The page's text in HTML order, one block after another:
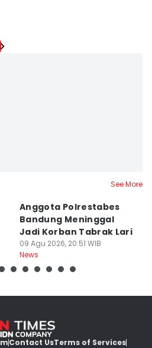
See More
Anggota Polrestabes
Bandung Meninggal
Jadi Korban Tabrak Lari
09 Agu 2026, 20:51 WIB
News
Contact UsTerms of Services